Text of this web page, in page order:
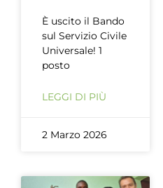
È uscito il Bando
sul Servizio Civile
Universale! 1
posto
LEGGI DI PIÙ
2 Marzo 2026